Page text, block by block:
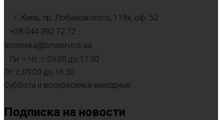
г. Киев, пр. Лобановского, 119х, оф. 52
+38 044 392 72 72
tecnoeka@bmservice.ua
Пн — Чт: с 09:00 до 17:30
Пт: с 09:00 до 16:30
Суббота и воскресенье выходные
Подписка на новости